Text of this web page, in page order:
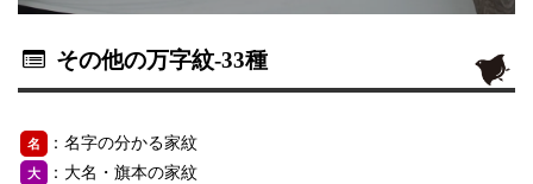
その他の万字紋-33種
名 ：名字の分かる家紋
大 ：大名・旗本の家紋